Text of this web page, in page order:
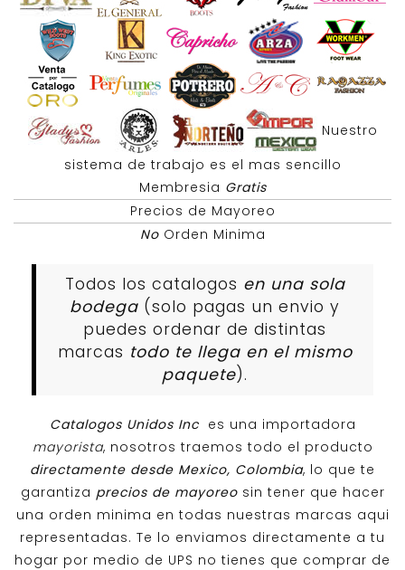
Nuestro
sistema de trabajo es el mas sencillo
Membresia Gratis
Precios de Mayoreo
NoOrden Minima
Todos los catalogos en una sola
bodega (solo pagas un envio y
puedes ordenar de distintas
marcas todo te llega en el mismo
paquete).
Catalogos Unidos Inc es una importadora
mayorista, nosotros traemos todo el producto
directamente desde Mexico, Colombia, lo que te
garantiza precios de mayoreosin tener que hacer
una orden minima en todas nuestras marcas aqui
representadas. Te lo enviamos directamente a tu
hogar por medio de UPS no tienes que comprar de